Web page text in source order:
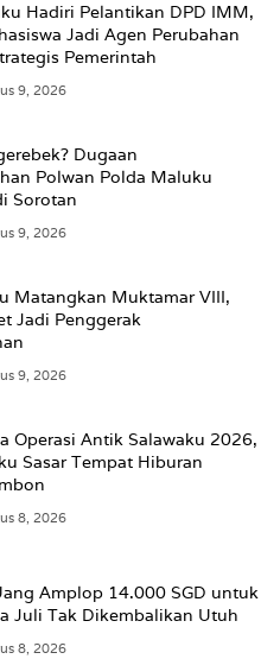
Hadiri Pelantikan DPD IMM,
Jadi Agen Perubahan
Pemerintah
9, 2026
Dugaan
Polwan Polda Maluku
Sorotan
9, 2026
Matangkan Muktamar VIII,
Jadi Penggerak
9, 2026
Operasi Antik Salawaku 2026,
Sasar Tempat Hiburan
8, 2026
Amplop 14.000 SGD untuk
Juli Tak Dikembalikan Utuh
8, 2026